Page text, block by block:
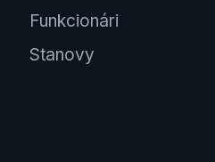
Funkcionári
Stanovy